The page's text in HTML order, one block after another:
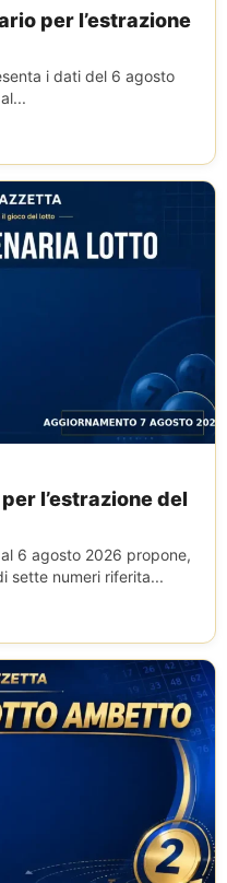
per l’estrazione
i dati del 6 agosto
l’estrazione del
6 agosto 2026 propone,
sette numeri riferita...